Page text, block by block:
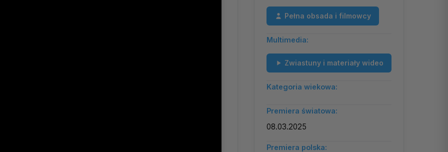
Pełna obsada i filmowcy
Multimedia:
Zwiastuny i materiały wideo
Kategoria wiekowa:
Premiera światowa:
08.03.2025
Premiera polska: